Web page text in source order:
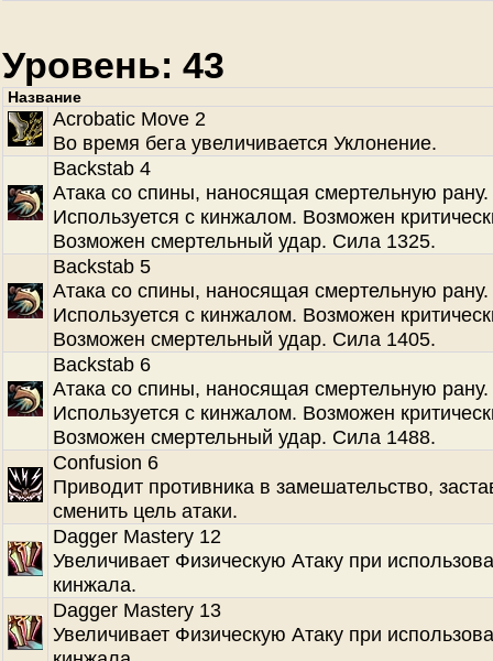
Уровень: 43
Название
Acrobatic Move 2
Во время бега увеличивается Уклонение.
Backstab 4
Атака со спины, наносящая смертельную рану.
Используется с кинжалом. Возможен
Возможен смертельный удар. Сила 1325.
Backstab 5
Атака со спины, наносящая смертельную рану.
Используется с кинжалом. Возможен
Возможен смертельный удар. Сила 1405.
Backstab 6
Атака со спины, наносящая смертельную рану.
Используется с кинжалом. Возможен
Возможен смертельный удар. Сила 1488.
Confusion 6
Приводит противника в замешательство,
сменить цель атаки.
Dagger Mastery 12
Увеличивает Физическую Атаку при
кинжала.
Dagger Mastery 13
Увеличивает Физическую Атаку при